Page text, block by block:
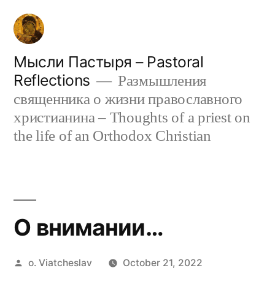
Skip
content
Мысли Пастыря – Pastoral
Reflections
Размышления
священника о жизни православного
христианина – Thoughts of a priest on
the life of an Orthodox Christian
О внимании…
Posted
o. Viatcheslav October 21, 2022